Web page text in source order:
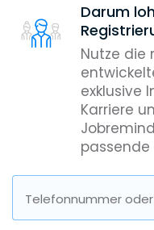
Darum
Nutze die
exklusive
Karriere
Telefonnummer oder